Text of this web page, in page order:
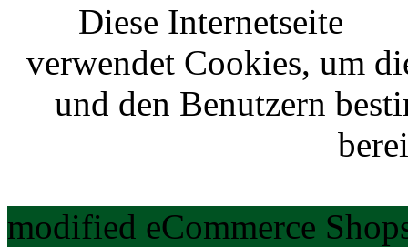
Diese Internetseite
verwendet Cookies, um
und den Benutzern
modified eCommerce